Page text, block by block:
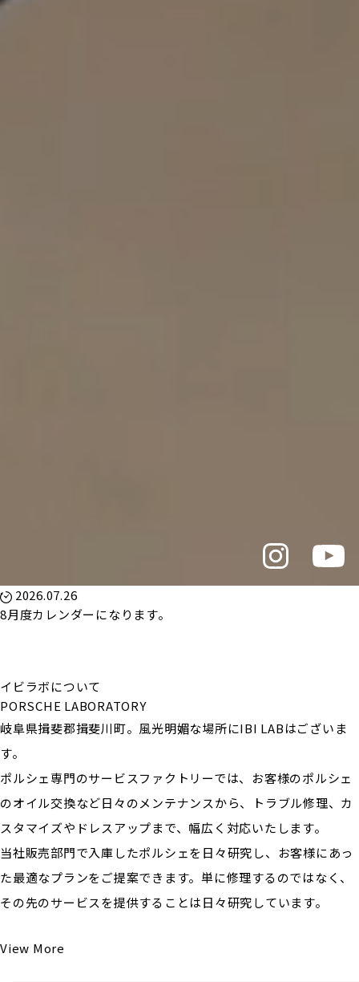
2026.07.26
8月度カレンダーになります。
イビラボについて
PORSCHE LABORATORY
岐阜県揖斐郡揖斐川町。風光明媚な場所にIBI LABはございま
す。
ポルシェ専門のサービスファクトリーでは、お客様のポルシェ
のオイル交換など日々のメンテナンスから、トラブル修理、カ
スタマイズやドレスアップまで、幅広く対応いたします。
当社販売部門で入庫したポルシェを日々研究し、お客様にあっ
た最適なプランをご提案できます。単に修理するのではなく、
その先のサービスを提供することは日々研究しています。
View More